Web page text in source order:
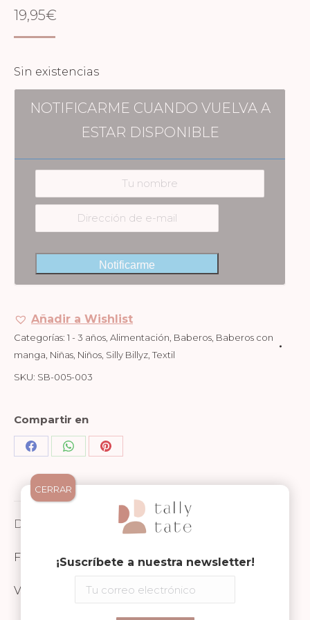
19,95€
Sin existencias
NOTIFICARME CUANDO VUELVA A
ESTAR DISPONIBLE
Notificarme
Añadir a Wishlist
Categorías: 1 - 3 años Alimentación Baberos Baberos con
manga Niñas Niños Silly Billyz Textil
SKU: SB-005-003
Compartir en
Share
on
Facebook
Share
on
WhatsApp
Share
Pinterest
Descripción
FICHA TÉCNICA Y SEGURIDAD
Valoraciones (0)
¡Suscríbete a nuestra newsletter!
CERRAR